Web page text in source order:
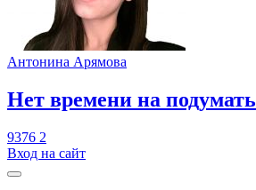
Антонина Арямова
​Нет времени на подумать
9376 2
Вход на сайт